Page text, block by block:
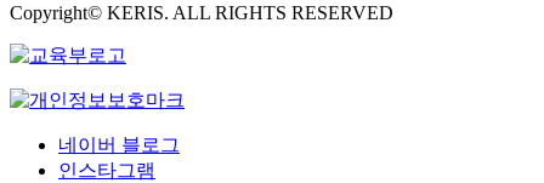
Copyright© KERIS. ALL RIGHTS RESERVED
네이버 블로그
인스타그램